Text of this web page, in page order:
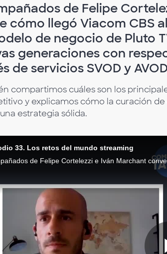
de Felipe
cómo llegó Viacom CBS
de negocio de Pluto
generaciones con
de servicios SVOD y
compartimos cuáles son los
y explicamos cómo la curación
estrategia sólida.
33. Los retos del mundo streaming